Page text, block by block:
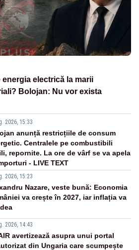
electrică la marii
Bolojan: Nu vor exista
2026, 15:33
anunță restricțiile de consum
Centralele pe combustibili
repornite. La ore de vârf se va apela
- LIVE TEXT
2026, 15:23
Nazare, veste bună: Economia
va crește în 2027, iar inflația va
2026, 14:43
avertizează asupra unui portal
din Ungaria care scumpește